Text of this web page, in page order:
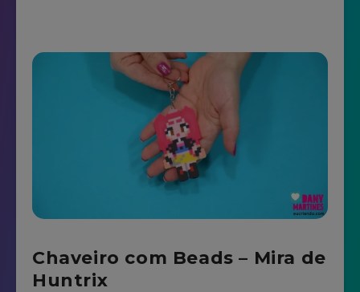
Chaveiro com Beads – Mira de
Huntrix